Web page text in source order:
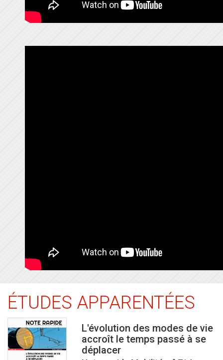
ÉTUDES APPARENTÉES
L'évolution des modes de vie
accroît le temps passé à se
déplacer